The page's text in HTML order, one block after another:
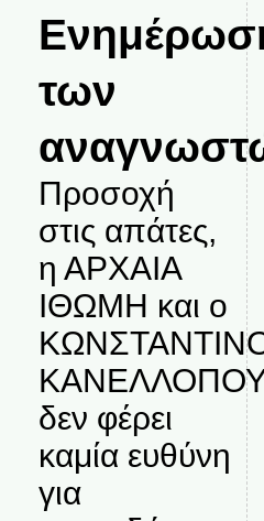
των
Προσοχή
στις απάτες,
η ΑΡΧΑΙΑ
ΙΘΩΜΗ και ο
δεν φέρει
καμία ευθύνη
για